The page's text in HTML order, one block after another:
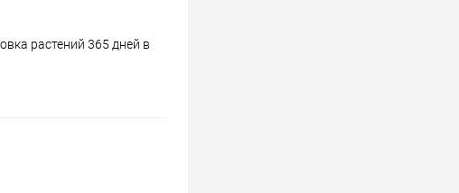
растений 365 дней в